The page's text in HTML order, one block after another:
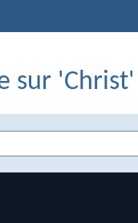
sur 'Christ'